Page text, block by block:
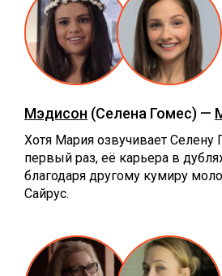
Мэдисон (Селена Гомес) —
Хотя Мария озвучивает Селену
первый раз, её карьера в
благодаря другому кумиру
Сайрус.